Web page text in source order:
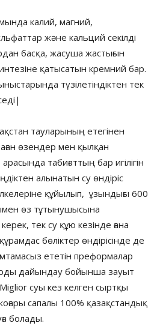
калий, магний,
және кальций секілді
басқа, жасуша жастығын
қатысатын кремний бар.
түзілетіндіктен тек
тауларының етегінен
өзендер мен қылқан
табиғаттың бар игілігін
алынатын су өндіріс
құйылып, ұзындығы 600
өз тұтынушысына
тек су құю кезінде ғана
бөліктер өндірісінде де
ететін преформалар
дайындау бойынша зауыт
суы кез келген сыртқы
сапалы 100% қазақстандық
болады.